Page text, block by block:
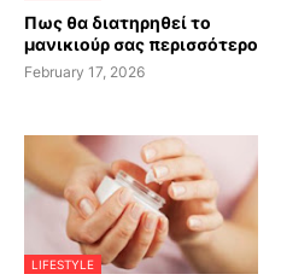
Πως θα διατηρηθεί το
μανικιούρ σας περισσότερο
February 17, 2026
LIFESTYLE